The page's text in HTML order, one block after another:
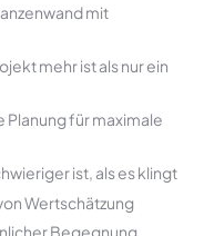
mit
mehr ist als nur ein
für maximale
ist, als es klingt
Wertschätzung
Begegnung